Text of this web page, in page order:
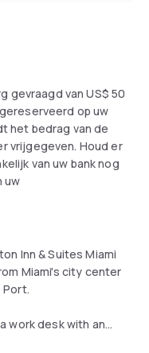
gevraagd vanUS$ 50
op uw
het bedrag van de
vrijgegeven. Houd er
van uw bank nog
uw
Inn & Suites Miami
Miami's city center
Port.
work desk with an
and